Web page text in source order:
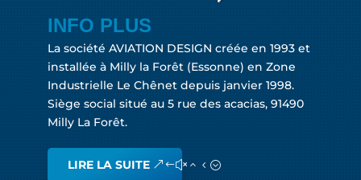
INFO PLUS
La société AVIATION DESIGN créée en 1993 et
installée à Milly la Forêt (Essonne) en Zone
Industrielle Le Chênet depuis janvier 1998.
Siège social situé au 5 rue des acacias, 91490
Milly La Forêt.
LIRE LA SUITE